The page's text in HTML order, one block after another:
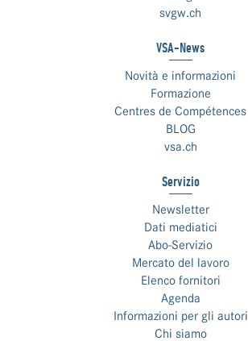
svgw.ch
VSA-News
Novità e informazioni
Formazione
Centres de Compétences
BLOG
vsa.ch
Servizio
Newsletter
Dati mediatici
Abo-Servizio
Mercato del lavoro
Elenco fornitori
Agenda
Informazioni per gli autori
Chi siamo